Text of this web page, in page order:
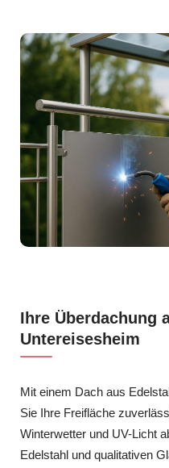
Ihre Überdachung
Untereisesheim
Mit einem Dach aus
Sie Ihre Freifläche
Winterwetter und UV-Licht
Edelstahl und qualitativen